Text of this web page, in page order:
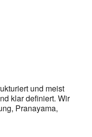
und meist
klar definiert. Wir
Pranayama,